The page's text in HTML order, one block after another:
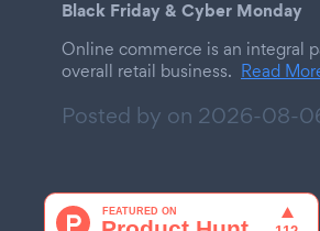
Black Friday & Cyber Monday
Online commerce is an integral
overall retail business. Read
Posted by on 2026-08-